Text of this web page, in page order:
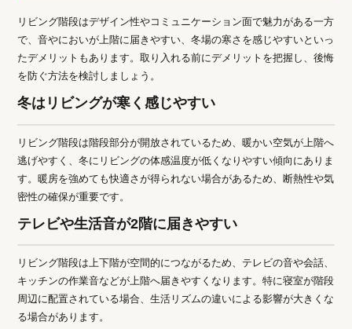
リビング階段はデザイン性やコミュニケーション面で魅力がある一方
で、音やにおいが上階に届きやすい、冬場の寒さを感じやすいといっ
たデメリットもあります。取り入れる前にデメリットを把握し、後悔
を防ぐ方法を検討しましょう。
冬はリビングが寒く感じやすい
リビング階段は階段部分が開放されているため、暖かい空気が上階へ
逃げやすく、冬にリビングの体感温度が低くなりやすい傾向にありま
す。暖房を強めても快適さが得られない場合があるため、断熱性や気
密性の確保が重要です。
テレビや生活音が2階に届きやすい
リビング階段は上下階が空間的につながるため、テレビの音や会話、
キッチンの作業音などが上階へ届きやすくなります。特に寝室が階段
周辺に配置されている場合、生活リズムの違いによる影響が大きくな
る場合があります。